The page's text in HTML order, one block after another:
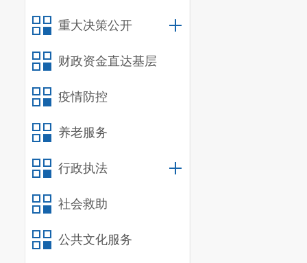
重大决策公开
财政资金直达基层
疫情防控
养老服务
行政执法
社会救助
公共文化服务